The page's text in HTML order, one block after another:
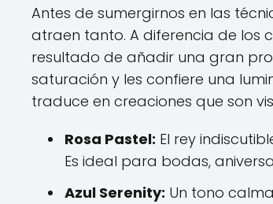
Antes de sumergirnos en las
atraen tanto. A diferencia de los
resultado de añadir una gran
saturación y les confiere una
traduce en creaciones que son
Rosa Pastel: El rey
Es ideal para bodas,
Azul Serenity: Un tono